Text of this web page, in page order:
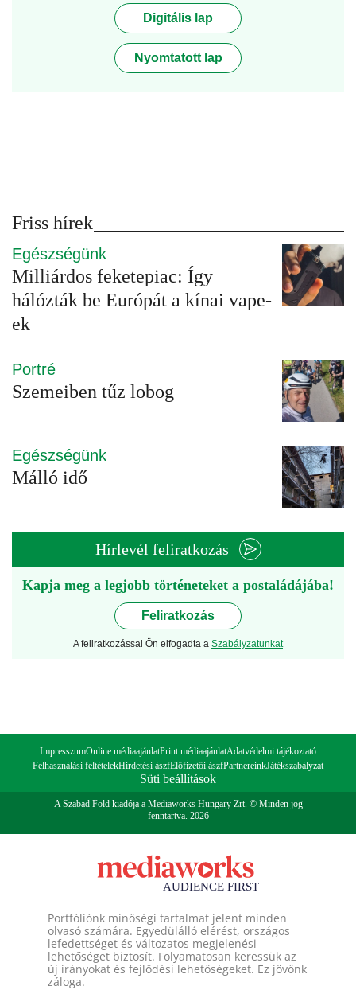
Digitális lap
Nyomtatott lap
Friss hírek
Egészségünk
Milliárdos feketepiac: Így
hálózták be Európát a kínai vape-
ek
Portré
Szemeiben tűz lobog
Egészségünk
Málló idő
Hírlevél feliratkozás
Kapja meg a legjobb történeteket a postaládájába!
Feliratkozás
A feliratkozással Ön elfogadta a Szabályzatunkat
ImpresszumOnline médiaajánlatPrint médiaajánlatAdatvédelmi tájékoztató
Felhasználási feltételekHirdetési ászfElőfizetői ászfPartnereinkJátékszabályzat
Süti beállítások
A Szabad Föld kiadója a Mediaworks Hungary Zrt. © Minden jog
fenntartva. 2026
Portfóliónk minőségi tartalmat jelent minden
olvasó számára. Egyedülálló elérést, országos
lefedettséget és változatos megjelenési
lehetőséget biztosít. Folyamatosan keressük az
új irányokat és fejlődési lehetőségeket. Ez jövőnk
záloga.